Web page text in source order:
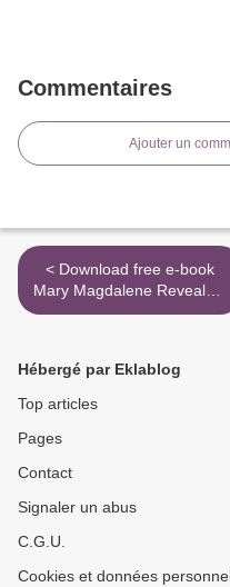
Commentaires
Ajouter un
< Download free e-book
Mary Magdalene Revealed:
The First Apostle, Her
Tried Yet by Meggan
Watterson English version
Hébergé par Eklablog
Top articles
Pages
Contact
Signaler un abus
C.G.U.
Cookies et données